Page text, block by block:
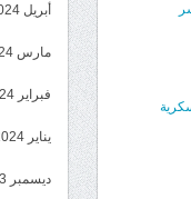
أبريل 2024
مارس 2024
فبراير 2024
يناير 2024
ديسمبر 2023